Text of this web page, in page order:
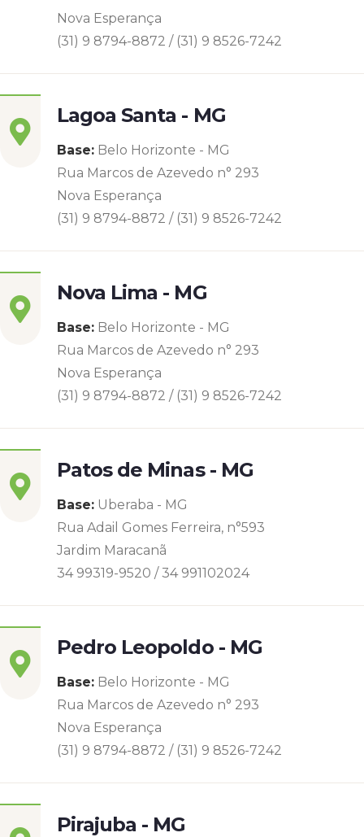
Nova Esperança
(31) 9 8794-8872 / (31) 9 8526-7242
Lagoa Santa - MG
Base: Belo Horizonte - MG
Rua Marcos de Azevedo n° 293
Nova Esperança
(31) 9 8794-8872 / (31) 9 8526-7242
Nova Lima - MG
Base: Belo Horizonte - MG
Rua Marcos de Azevedo n° 293
Nova Esperança
(31) 9 8794-8872 / (31) 9 8526-7242
Patos de Minas - MG
Base: Uberaba - MG
Rua Adail Gomes Ferreira, n°593
Jardim Maracanã
34 99319-9520 / 34 991102024
Pedro Leopoldo - MG
Base: Belo Horizonte - MG
Rua Marcos de Azevedo n° 293
Nova Esperança
(31) 9 8794-8872 / (31) 9 8526-7242
Pirajuba - MG